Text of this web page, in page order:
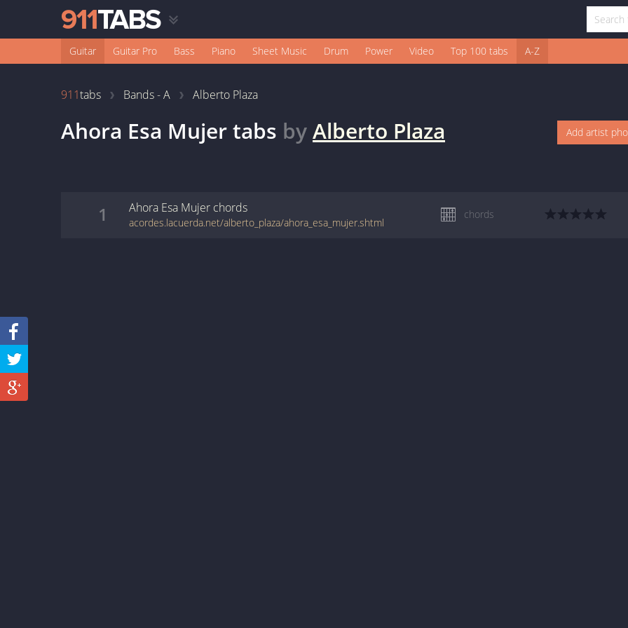
Guitar Guitar Pro Bass Piano Sheet Music Drum Power Video Top 100 tabs A-Z
911tabs Bands - A Alberto Plaza
Ahora Esa Mujertabs byAlberto Plaza Add artist
1 Ahora Esa Mujer chords
acordes.lacuerda.net/alberto_plaza/ahora_esa_mujer.shtml
chords